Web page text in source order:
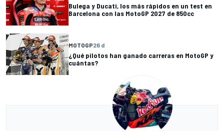
Bulega y Ducati, los más rápidos en un test en
Barcelona con las MotoGP 2027 de 850cc
MOTOGP26 d
¿Qué pilotos han ganado carreras en MotoGP y
cuántas?